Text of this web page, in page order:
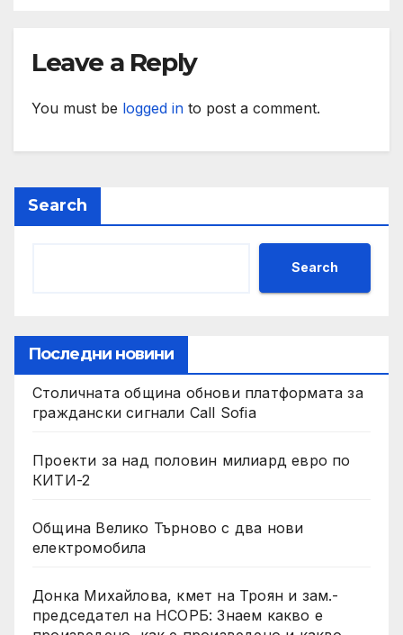
Leave a Reply
You must be logged in to post a comment.
Search
Search
Последни новини
Столичната община обнови платформата за
граждански сигнали Call Sofia
Проекти за над половин милиард евро по
КИТИ-2
Община Велико Търново с два нови
електромобила
Донка Михайлова, кмет на Троян и зам.-
председател на НСОРБ: Знаем какво е